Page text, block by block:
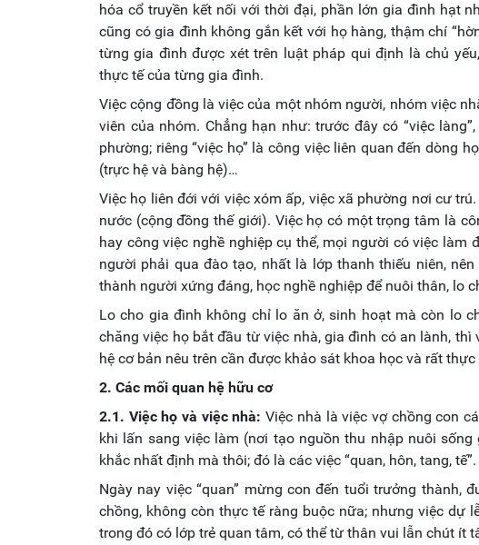
hóa cổ truyền kết nối với thời đại, phần lớn gia đình hạt
cũng có gia đình không gắn kết với họ hàng, thậm chí
từng gia đình được xét trên luật pháp qui định là chủ
thực tế của từng gia đình.
Việc cộng đồng là việc của một nhóm người, nhóm việc
viên của nhóm. Chẳng hạn như: trước đây có “việc
phường; riêng “việc họ” là công việc liên quan đến dòng
(trực hệ và bàng hệ)…
Việc họ liên đới với việc xóm ấp, việc xã phường nơi cư
nước (cộng đồng thế giới). Việc họ có một trọng tâm là
hay công việc nghề nghiệp cụ thể, mọi người có việc làm
người phải qua đào tạo, nhất là lớp thanh thiếu niên,
thành người xứng đáng, học nghề nghiệp để nuôi thân, lo
Lo cho gia đình không chỉ lo ăn ở, sinh hoạt mà còn lo
chăng việc họ bắt đầu từ việc nhà, gia đình có an lành,
hệ cơ bản nêu trên cần được khảo sát khoa học và rất
2. Các mối quan hệ hữu cơ
2.1. Việc họ và việc nhà: Việc nhà là việc vợ chồng con
khi lấn sang việc làm (nơi tạo nguồn thu nhập nuôi
khắc nhất định mà thôi; đó là các việc “quan, hôn, tang, tế”.
Ngày nay việc “quan” mừng con đến tuổi trưởng thành,
chồng, không còn thực tế ràng buộc nữa; nhưng việc
trong đó có lớp trẻ quan tâm, có thể từ thân vui lẫn chút ít